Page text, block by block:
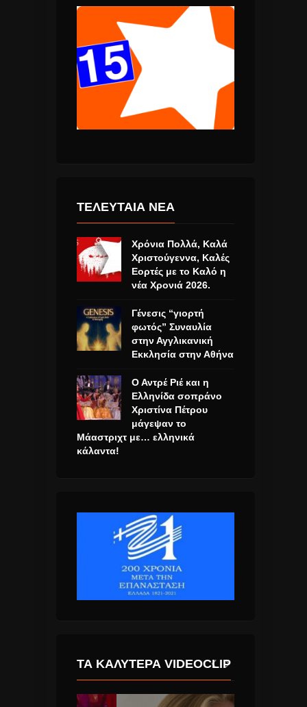
ΤΕΛΕΥΤΑΙΑ ΝΕΑ
Χρόνια Πολλά, Καλά
Χριστούγεννα, Καλές
Εορτές με το Καλό η
νέα Χρονιά 2026.
Γένεσις “γιορτή
φωτός” Συναυλία
στην Αγγλικανική
Εκκλησία στην Αθήνα
Ο Αντρέ Ριέ και η
Ελληνίδα σοπράνο
Χριστίνα Πέτρου
μάγεψαν το
Μάαστριχτ με… ελληνικά
κάλαντα!
ΤΑ ΚΑΛΎΤΕΡΑ VIDEOCLIP